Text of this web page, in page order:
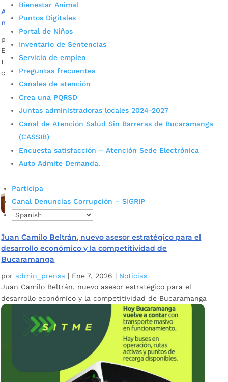
Bienestar Animal
Puntos Digitales
Portal de Niños
Inventario de Sentencias
Servicio de empleo
Preguntas frecuentes
Canales de atención
Crea una PQRSD
Juntas administradoras locales 2024-2027
Canal de Atención Salud Sin Barreras de Bucaramanga
(CASSIB)
Encuesta satisfacción – Atención Sede Electrónica
Auto Admite Demanda.
Participa
Canal Denuncias Corrupción – SIGRIP
Alcaldía de Bucaramanga intensifica acciones para
mantener la ciudad limpia, ordenada y segura
por
El alcalde Cristian Portilla avanza en la ruta de
transformación para consolidar a Bucaramanga como la
ciudad más bonita y limpia de Colombia.
Juan Camilo Beltrán, nuevo asesor estratégico para el
desarrollo económico y la competitividad de
Bucaramanga
por admin_prensa | Ene 7, 2026 | Noticias
Juan Camilo Beltrán, nuevo asesor estratégico para el
desarrollo económico y la competitividad de Bucaramanga